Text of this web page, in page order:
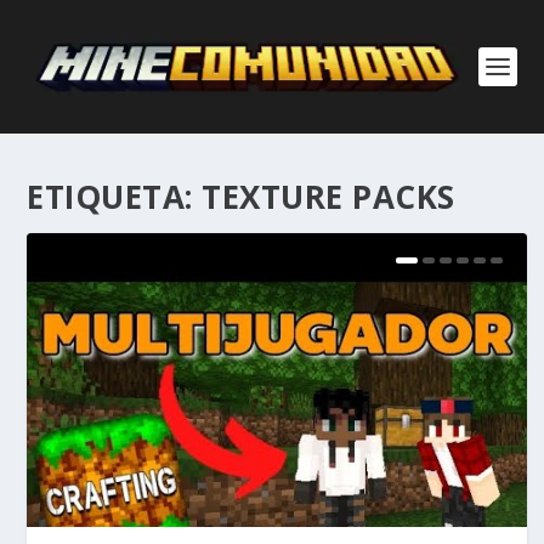
ETIQUETA: TEXTURE PACKS